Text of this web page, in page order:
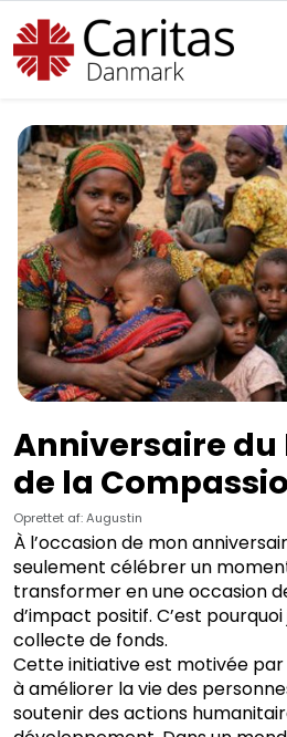
Anniversaire du
de la
Oprettet af: Augustin
À l’occasion de mon
seulement célébrer un
transformer en une occasion
d’impact positif. C’est
collecte de fonds.
Cette initiative est motivée
à améliorer la vie des
soutenir des actions